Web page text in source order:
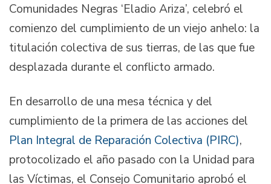
Comunidades Negras ‘Eladio Ariza’, celebró el
comienzo del cumplimiento de un viejo anhelo: la
titulación colectiva de sus tierras, de las que fue
desplazada durante el conflicto armado.
En desarrollo de una mesa técnica y del
cumplimiento de la primera de las acciones del
Plan Integral de Reparación Colectiva (PIRC),
protocolizado el año pasado con la Unidad para
las Víctimas, el Consejo Comunitario aprobó el